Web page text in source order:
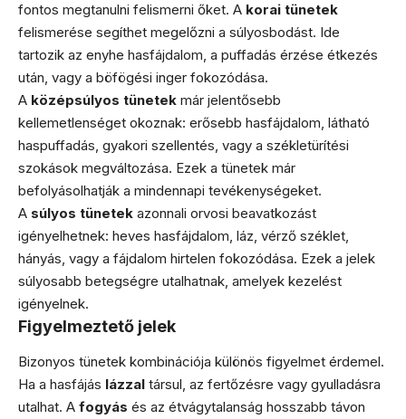
fontos megtanulni felismerni őket. A korai tünetek
felismerése segíthet megelőzni a súlyosbodást. Ide
tartozik az enyhe hasfájdalom, a puffadás érzése étkezés
után, vagy a böfögési inger fokozódása.
A középsúlyos tünetek már jelentősebb
kellemetlenséget okoznak: erősebb hasfájdalom, látható
haspuffadás, gyakori szellentés, vagy a székletürítési
szokások megváltozása. Ezek a tünetek már
befolyásolhatják a mindennapi tevékenységeket.
A súlyos tünetek azonnali orvosi beavatkozást
igényelhetnek: heves hasfájdalom, láz, vérző széklet,
hányás, vagy a fájdalom hirtelen fokozódása. Ezek a jelek
súlyosabb betegségre utalhatnak, amelyek kezelést
igényelnek.
Figyelmeztető jelek
Bizonyos tünetek kombinációja különös figyelmet érdemel.
Ha a hasfájás lázzal társul, az fertőzésre vagy gyulladásra
utalhat. A fogyás és az étvágytalanság hosszabb távon